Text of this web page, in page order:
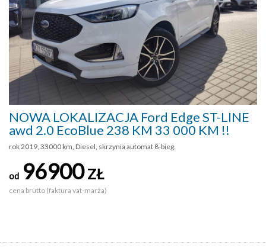
NOWA LOKALIZACJA Ford Edge ST-LINE
awd 2.0 EcoBlue 238 KM 33 000 KM !!
rok 2019, 33000 km, Diesel, skrzynia automat 8-bieg.
od 96900ZŁ
cena brutto (faktura vat-marża)